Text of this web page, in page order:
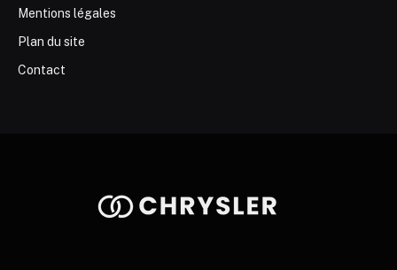
Mentions légales
Plan du site
Contact